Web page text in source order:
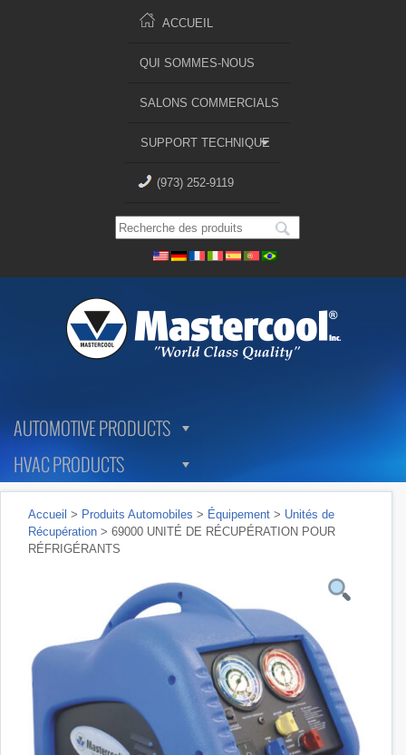
ACCUEIL
QUI SOMMES-NOUS
SALONS COMMERCIALS
SUPPORT TECHNIQUE
(973) 252-9119
AUTOMOTIVE PRODUCTS
HVAC PRODUCTS
Accueil > Produits Automobiles > Équipement > Unités de
Récupération > 69000 UNITÉ DE RÉCUPÉRATION POUR
RÉFRIGÉRANTS